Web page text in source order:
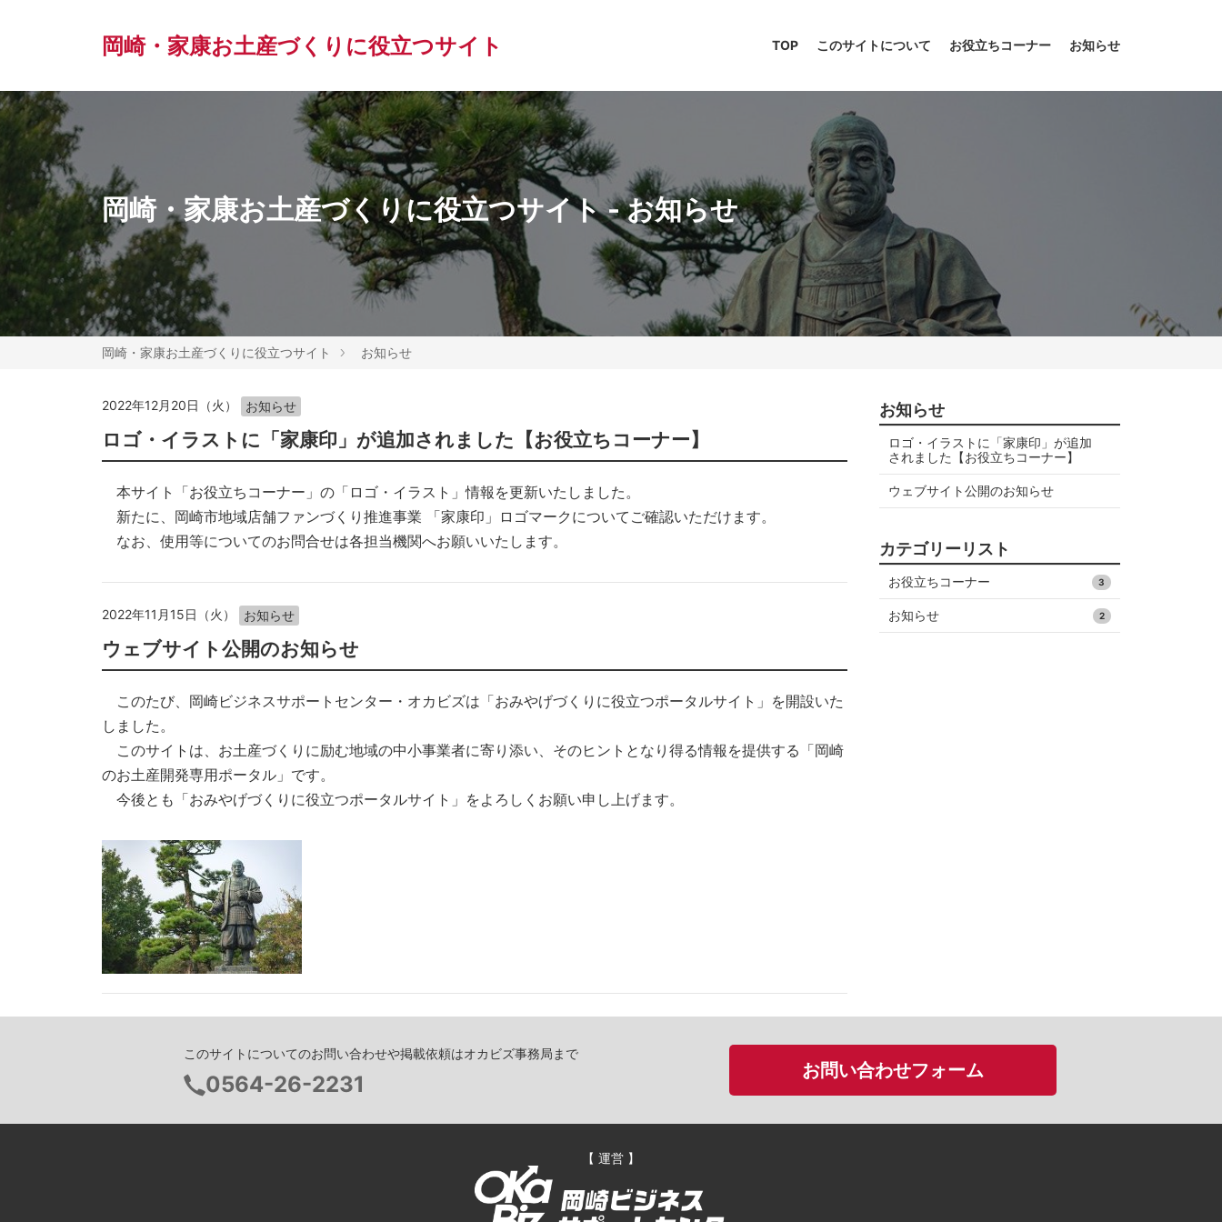
岡崎・家康お土産づくりに役立つサイト TOP このサイトについて お役立ちコーナー お知らせ
岡崎・家康お土産づくりに役立つサイト - お知らせ
岡崎・家康お土産づくりに役立つサイト お知らせ
2022年12月20日（火） お知らせ
ロゴ・イラストに「家康印」が追加されました【お役立ちコーナー】
本サイト「お役立ちコーナー」の「ロゴ・イラスト」情報を更新いたしました。
新たに、岡崎市地域店舗ファンづくり推進事業 「家康印」ロゴマークについてご確認いただけます。
なお、使用等についてのお問合せは各担当機関へお願いいたします。
2022年11月15日（火） お知らせ
ウェブサイト公開のお知らせ
このたび、岡崎ビジネスサポートセンター・オカビズは「おみやげづくりに役立つポータルサイト」を開設いた
しました。
このサイトは、お土産づくりに励む地域の中小事業者に寄り添い、そのヒントとなり得る情報を提供する「岡崎
のお土産開発専用ポータル」です。
今後とも「おみやげづくりに役立つポータルサイト」をよろしくお願い申し上げます。
お知らせ
ロゴ・イラストに「家康印」が追加
されました【お役立ちコーナー】
ウェブサイト公開のお知らせ
カテゴリーリスト
お役立ちコーナー 3
お知らせ 2
このサイトについてのお問い合わせや掲載依頼はオカビズ事務局まで
電
番
0564-26-2231
お問い合わせフォーム
【 運営 】